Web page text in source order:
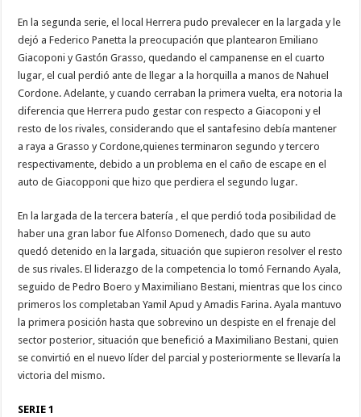
En la segunda serie, el local Herrera pudo prevalecer en la largada y le
dejó a Federico Panetta la preocupación que plantearon Emiliano
Giacoponi y Gastón Grasso, quedando el campanense en el cuarto
lugar, el cual perdió ante de llegar a la horquilla a manos de Nahuel
Cordone. Adelante, y cuando cerraban la primera vuelta, era notoria la
diferencia que Herrera pudo gestar con respecto a Giacoponi y el
resto de los rivales, considerando que el santafesino debía mantener
a raya a Grasso y Cordone,quienes terminaron segundo y tercero
respectivamente, debido a un problema en el caño de escape en el
auto de Giacopponi que hizo que perdiera el segundo lugar.
En la largada de la tercera batería , el que perdió toda posibilidad de
haber una gran labor fue Alfonso Domenech, dado que su auto
quedó detenido en la largada, situación que supieron resolver el resto
de sus rivales. El liderazgo de la competencia lo tomó Fernando Ayala,
seguido de Pedro Boero y Maximiliano Bestani, mientras que los cinco
primeros los completaban Yamil Apud y Amadis Farina. Ayala mantuvo
la primera posición hasta que sobrevino un despiste en el frenaje del
sector posterior, situación que benefició a Maximiliano Bestani, quien
se convirtió en el nuevo líder del parcial y posteriormente se llevaría la
victoria del mismo.
SERIE 1